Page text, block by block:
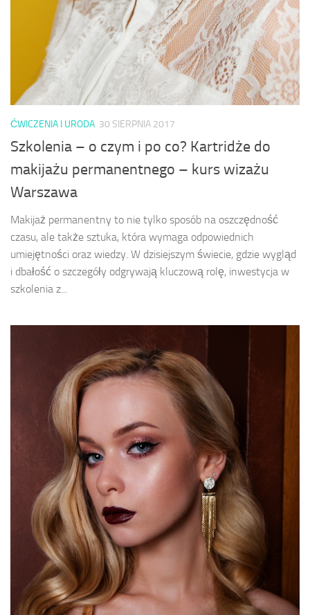
ĆWICZENIA I URODA 30 SIERPNIA 2017
Szkolenia – o czym i po co? Kartridże do
makijażu permanentnego – kurs wizażu
Warszawa
Makijaż permanentny to nie tylko sposób na oszczędność
czasu, ale także sztuka, która wymaga odpowiednich
umiejętności oraz wiedzy. W dzisiejszym świecie, gdzie wygląd
i dbałość o szczegóły odgrywają kluczową rolę, inwestycja w
szkolenia z...